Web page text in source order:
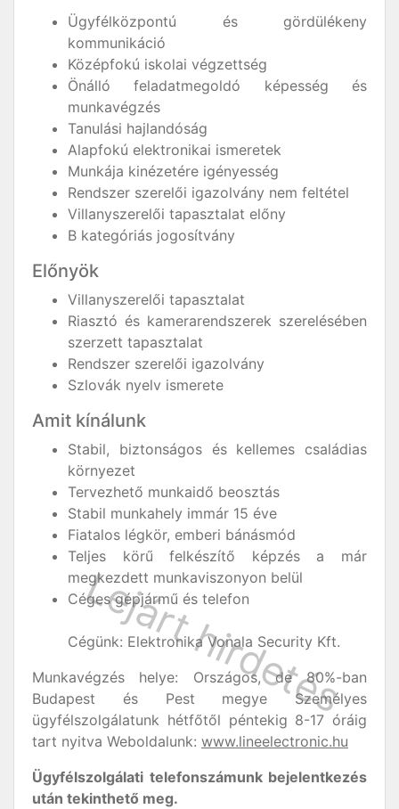
Ügyfélközpontú és gördülékeny
kommunikáció
Középfokú iskolai végzettség
Önálló feladatmegoldó képesség és
munkavégzés
Tanulási hajlandóság
Alapfokú elektronikai ismeretek
Munkája kinézetére igényesség
Rendszer szerelői igazolvány nem feltétel
Villanyszerelői tapasztalat előny
B kategóriás jogosítvány
Előnyök
Villanyszerelői tapasztalat
Riasztó és kamerarendszerek szerelésében
szerzett tapasztalat
Rendszer szerelői igazolvány
Szlovák nyelv ismerete
Amit kínálunk
Stabil, biztonságos és kellemes családias
környezet
Tervezhető munkaidő beosztás
Stabil munkahely immár 15 éve
Fiatalos légkör, emberi bánásmód
Teljes körű felkészítő képzés a már
megkezdett munkaviszonyon belül
Céges gépjármű és telefon
Cégünk: Elektronika Vonala Security Kft.
Munkavégzés helye: Országos, de 80%-ban
Budapest és Pest megye Személyes
ügyfélszolgálatunk hétfőtől péntekig 8-17 óráig
tart nyitva Weboldalunk: www.lineelectronic.hu
Ügyfélszolgálati telefonszámunk bejelentkezés
után tekinthető meg.